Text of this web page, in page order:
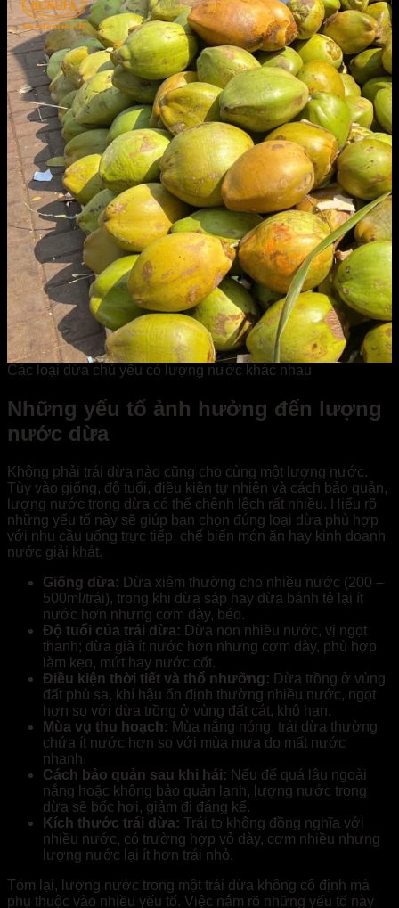
Các loại dừa chủ yếu có lượng nước khác nhau
Những yếu tố ảnh hưởng đến lượng
nước dừa
Không phải trái dừa nào cũng cho cùng một lượng nước.
Tùy vào giống, độ tuổi, điều kiện tự nhiên và cách bảo quản,
lượng nước trong dừa có thể chênh lệch rất nhiều. Hiểu rõ
những yếu tố này sẽ giúp bạn chọn đúng loại dừa phù hợp
với nhu cầu uống trực tiếp, chế biến món ăn hay kinh doanh
nước giải khát.
Giống dừa: Dừa xiêm thường cho nhiều nước (200 –
500ml/trái), trong khi dừa sáp hay dừa bánh tẻ lại ít
nước hơn nhưng cơm dày, béo.
Độ tuổi của trái dừa: Dừa non nhiều nước, vị ngọt
thanh; dừa già ít nước hơn nhưng cơm dày, phù hợp
làm kẹo, mứt hay nước cốt.
Điều kiện thời tiết và thổ nhưỡng: Dừa trồng ở vùng
đất phù sa, khí hậu ổn định thường nhiều nước, ngọt
hơn so với dừa trồng ở vùng đất cát, khô hạn.
Mùa vụ thu hoạch: Mùa nắng nóng, trái dừa thường
chứa ít nước hơn so với mùa mưa do mất nước
nhanh.
Cách bảo quản sau khi hái: Nếu để quá lâu ngoài
nắng hoặc không bảo quản lạnh, lượng nước trong
dừa sẽ bốc hơi, giảm đi đáng kể.
Kích thước trái dừa: Trái to không đồng nghĩa với
nhiều nước, có trường hợp vỏ dày, cơm nhiều nhưng
lượng nước lại ít hơn trái nhỏ.
Tóm lại, lượng nước trong một trái dừa không cố định mà
phụ thuộc vào nhiều yếu tố. Việc nắm rõ những yếu tố này